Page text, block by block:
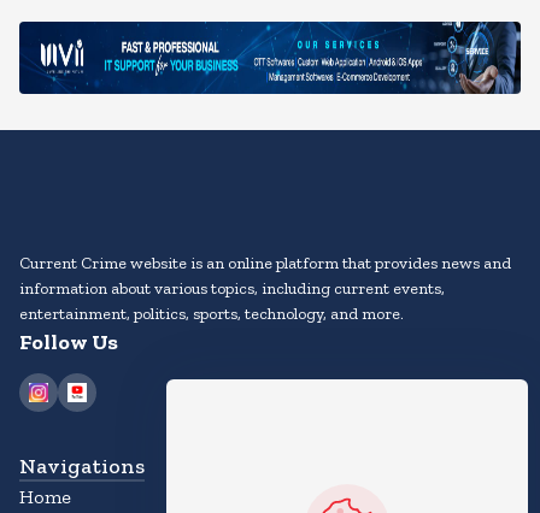
Current Crime website is an online platform that provides news and
information about various topics, including current events,
entertainment, politics, sports, technology, and more.
Follow Us
Navigations
Home